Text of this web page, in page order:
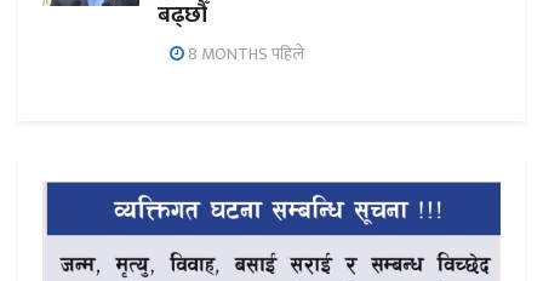
बढ्छौँ
8 MONTHS पहिले